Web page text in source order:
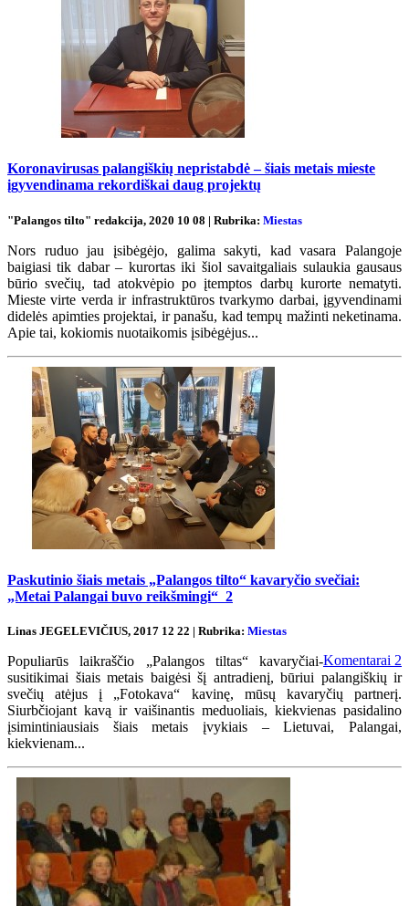
Koronavirusas palangiškių nepristabdė – šiais metais mieste
įgyvendinama rekordiškai daug projektų
"Palangos tilto" redakcija, 2020 10 08 | Rubrika: Miestas
Nors ruduo jau įsibėgėjo, galima sakyti, kad vasara Palangoje
baigiasi tik dabar – kurortas iki šiol savaitgaliais sulaukia gausaus
būrio svečių, tad atokvėpio po įtemptos darbų kurorte nematyti.
Mieste virte verda ir infrastruktūros tvarkymo darbai, įgyvendinami
didelės apimties projektai, ir panašu, kad tempų mažinti neketinama.
Apie tai, kokiomis nuotaikomis įsibėgėjus...
Paskutinio šiais metais „Palangos tilto“ kavaryčio svečiai:
„Metai Palangai buvo reikšmingi“ 2
Linas JEGELEVIČIUS, 2017 12 22 | Rubrika: Miestas
Komentarai 2
Populiarūs laikraščio „Palangos tiltas“ kavaryčiai-
susitikimai šiais metais baigėsi šį antradienį, būriui palangiškių ir
svečių atėjus į „Fotokava“ kavinę, mūsų kavaryčių partnerį.
Siurbčiojant kavą ir vaišinantis meduoliais, kiekvienas pasidalino
įsimintiniausiais šiais metais įvykiais – Lietuvai, Palangai,
kiekvienam...